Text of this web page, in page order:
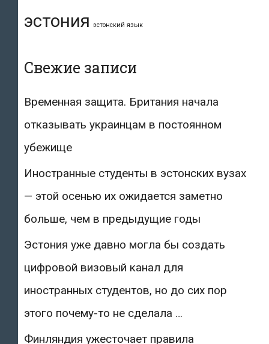
эстония эстонский язык
Свежие записи
Временная защита. Британия начала
отказывать украинцам в постоянном
убежище
Иностранные студенты в эстонских вузах
— этой осенью их ожидается заметно
больше, чем в предыдущие годы
Эстония уже давно могла бы создать
цифровой визовый канал для
иностранных студентов, но до сих пор
этого почему-то не сделала …
Финляндия ужесточает правила